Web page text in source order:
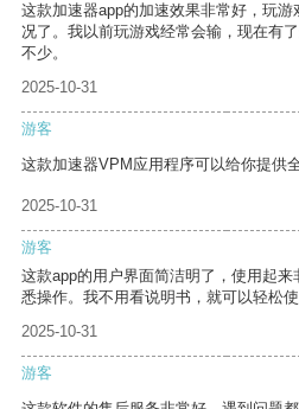
这款加速器app的加速效果非常好，玩
况了。我以前玩游戏经常会输，现在有
不少。
2025-10-31
游客
这款加速器VPM应用程序可以给你提供
2025-10-31
游客
这款app的用户界面简洁明了，使用起
悉操作。我不用看说明书，就可以轻松使
2025-10-31
游客